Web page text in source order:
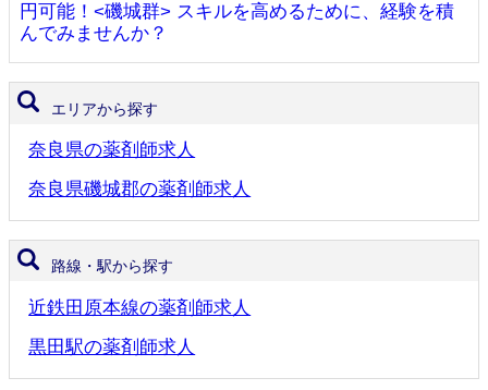
円可能！<磯城群> スキルを高めるために、経験を積
んでみませんか？
エリアから探す
奈良県の薬剤師求人
奈良県磯城郡の薬剤師求人
路線・駅から探す
近鉄田原本線の薬剤師求人
黒田駅の薬剤師求人